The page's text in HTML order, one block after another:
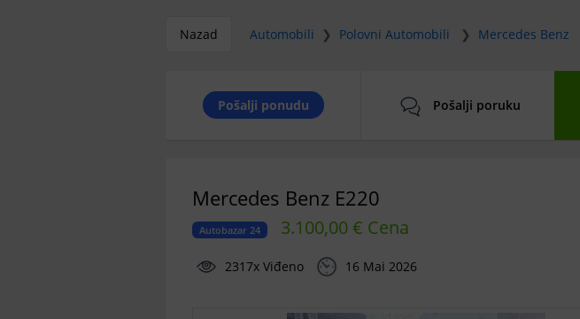
Nazad Automobili ❯ Polovni Automobili ❯ Mercedes Benz
Pošalji ponudu Pošalji poruku
Mercedes Benz E220
Autobazar 24 3.100,00 € Cena
2317x Viđeno 16 Mai 2026